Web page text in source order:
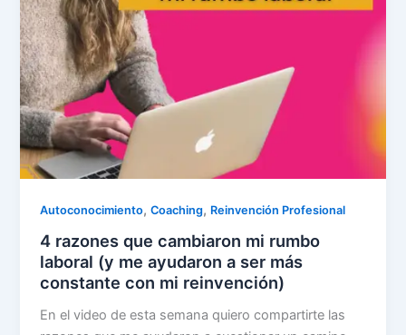
Autoconocimiento,Coaching, Reinvención Profesional
4 razones que cambiaron mi rumbo
laboral (y me ayudaron a ser más
constante con mi reinvención)
En el video de esta semana quiero compartirte las